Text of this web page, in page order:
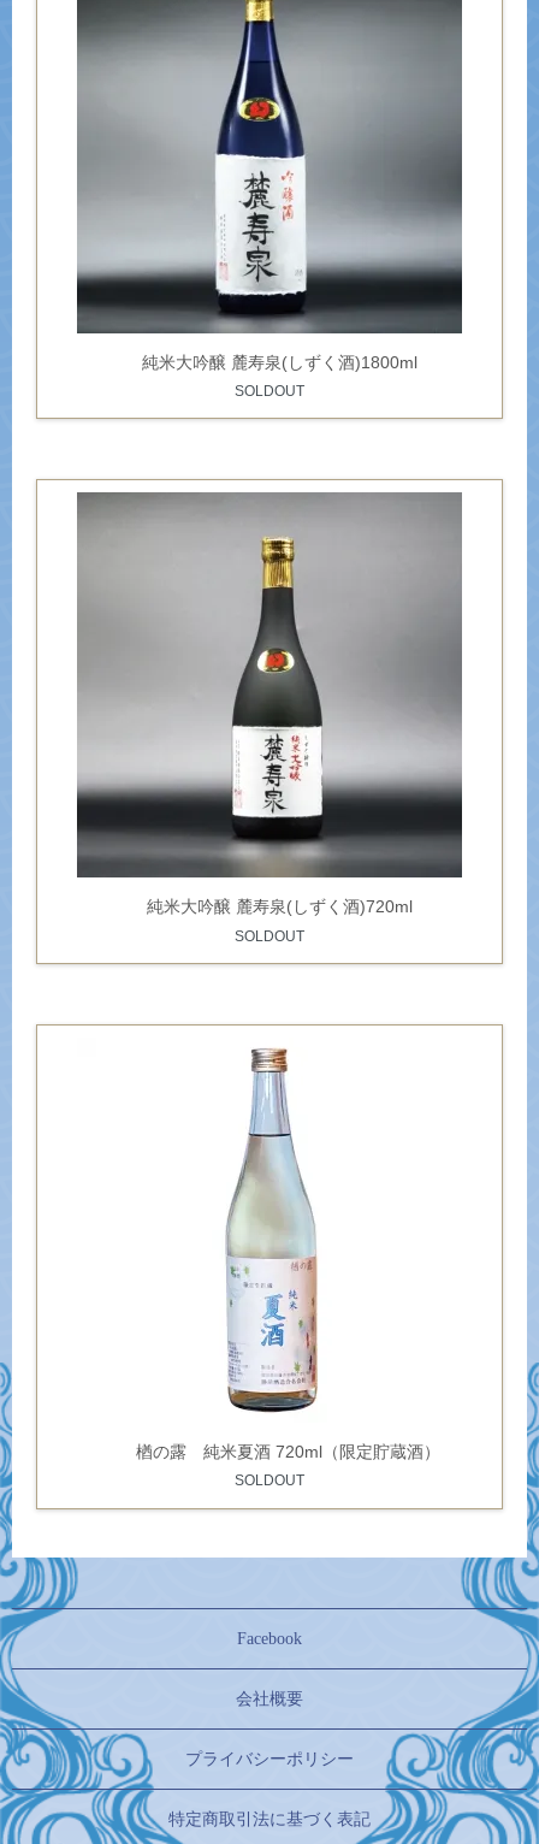
純米大吟醸 麓寿泉(しずく酒)1800ml
SOLDOUT
純米大吟醸 麓寿泉(しずく酒)720ml
SOLDOUT
楢の露 純米夏酒 720ml（限定貯蔵酒）
SOLDOUT
Facebook
会社概要
プライバシーポリシー
特定商取引法に基づく表記